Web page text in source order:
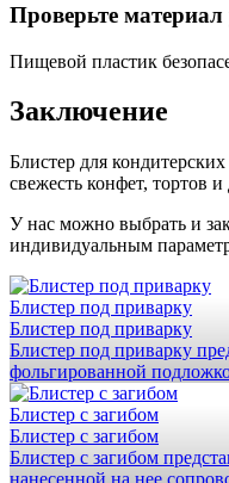
Проверьте
Пищевой пластик
Заключение
Блистер для
свежесть конфет, тортов
У нас можно выбрать и
индивидуальным
Блистер под приварку
Блистер под приварку
Блистер под приварку
фольгированной
Блистер с загибом
Блистер с загибом
Блистер с загибом